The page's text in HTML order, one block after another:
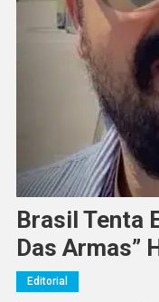
Brasil Tenta
Das Armas”
Editorial